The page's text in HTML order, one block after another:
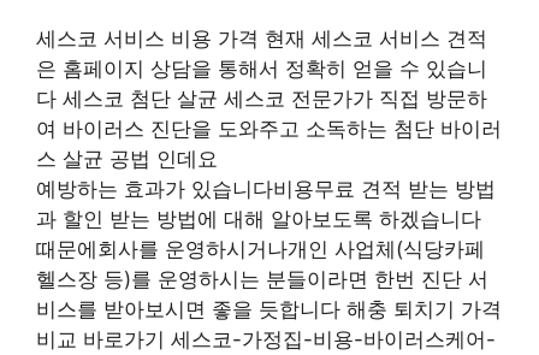
세스코 서비스 비용 가격 현재 세스코 서비스 견적
은 홈페이지 상담을 통해서 정확히 얻을 수 있습니
다 세스코 첨단 살균 세스코 전문가가 직접 방문하
여 바이러스 진단을 도와주고 소독하는 첨단 바이러
스 살균 공법 인데요
예방하는 효과가 있습니다비용무료 견적 받는 방법
과 할인 받는 방법에 대해 알아보도록 하겠습니다
때문에회사를 운영하시거나개인 사업체(식당카페
헬스장 등)를 운영하시는 분들이라면 한번 진단 서
비스를 받아보시면 좋을 듯합니다 해충 퇴치기 가격
비교 바로가기 세스코-가정집-비용-바이러스케어-